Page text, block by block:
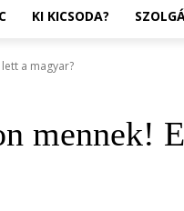
KI KICSODA?
a magyar?
mennek!